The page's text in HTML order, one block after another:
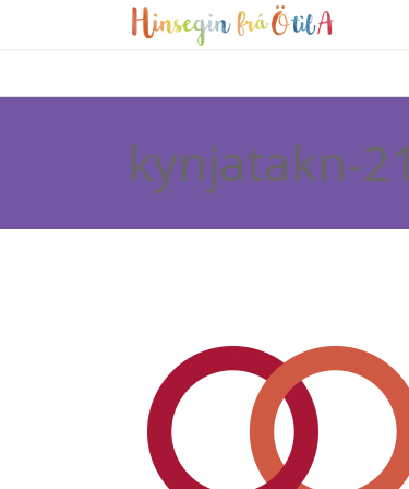
kynjatakn-21